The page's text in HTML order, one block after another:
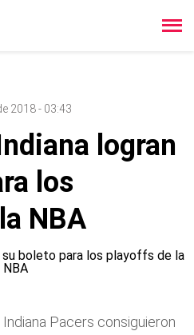
2018 - 03:43
logran
los
NBA
Pacers consiguieron